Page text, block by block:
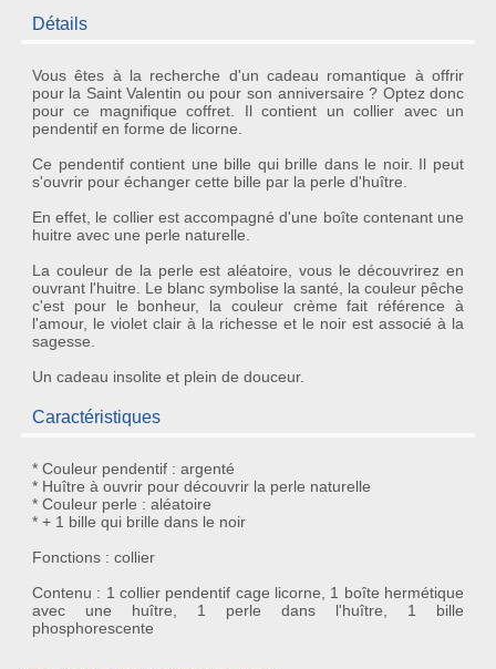
Détails
Vous êtes à la recherche d'un cadeau romantique à offrir
pour la Saint Valentin ou pour son anniversaire ? Optez donc
pour ce magnifiquecoffret . Il contient uncollier avec un
pendentif en forme de licorne
Ce pendentif contient une bille qui brille dans le noir. Il peut
s'ouvrir pour échanger cette bille par la perle d'huître.
En effet, le collier est accompagné d'une boîte contenant une
huitre avec une perle naturelle
La couleur de la perle est aléatoire, vous le découvrirez en
ouvrant l'huitre. Le blanc symbolise la santé, la couleur pêche
c'est pour le bonheur, la couleur crème fait référence à
l'amour, le violet clair à la richesse et le noir est associé à la
sagesse.
Un cadeau insolite et plein de douceur.
Caractéristiques
* Couleur pendentif : argenté
* Huître à ouvrir pour découvrir la perle naturelle
* Couleur perle : aléatoire
* + 1 bille qui brille dans le noir
Fonctions : collier
Contenu : 1 collier pendentif cage licorne, 1 boîte hermétique
avec une huître, 1 perle dans l'huître, 1 bille
phosphorescente